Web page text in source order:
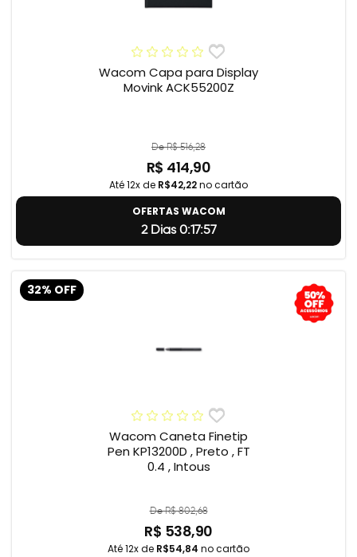
Wacom Capa para Display
Movink ACK55200Z
De R$ 516,28
R$ 414,90
Até 12x de R$42,22no cartão
OFERTAS WACOM
2 Dias 0:17:56
32% OFF
Wacom Caneta Finetip
Pen KP13200D , Preto , FT
0.4 , Intous
De R$ 802,68
R$ 538,90
Até 12x de R$54,84 no cartão